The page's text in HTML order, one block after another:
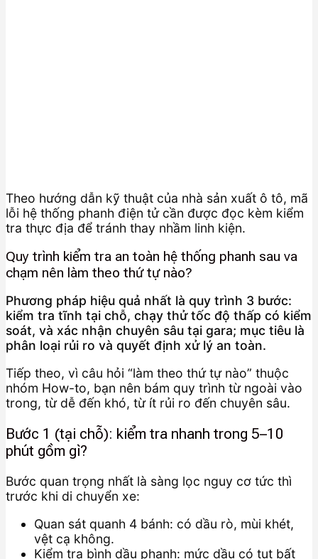
Theo hướng dẫn kỹ thuật của nhà sản xuất ô tô, mã
lỗi hệ thống phanh điện tử cần được đọc kèm kiểm
tra thực địa để tránh thay nhầm linh kiện.
Quy trình kiểm tra an toàn hệ thống phanh sau va
chạm nên làm theo thứ tự nào?
Phương pháp hiệu quả nhất là quy trình 3 bước:
kiểm tra tĩnh tại chỗ, chạy thử tốc độ thấp có kiểm
soát, và xác nhận chuyên sâu tại gara; mục tiêu là
phân loại rủi ro và quyết định xử lý an toàn.
Tiếp theo, vì câu hỏi “làm theo thứ tự nào” thuộc
nhóm How-to, bạn nên bám quy trình từ ngoài vào
trong, từ dễ đến khó, từ ít rủi ro đến chuyên sâu.
Bước 1 (tại chỗ): kiểm tra nhanh trong 5–10
phút gồm gì?
Bước quan trọng nhất là sàng lọc nguy cơ tức thì
trước khi di chuyển xe:
Quan sát quanh 4 bánh: có dầu rò, mùi khét,
vệt cạ không.
Kiểm tra bình dầu phanh: mức dầu có tụt bất